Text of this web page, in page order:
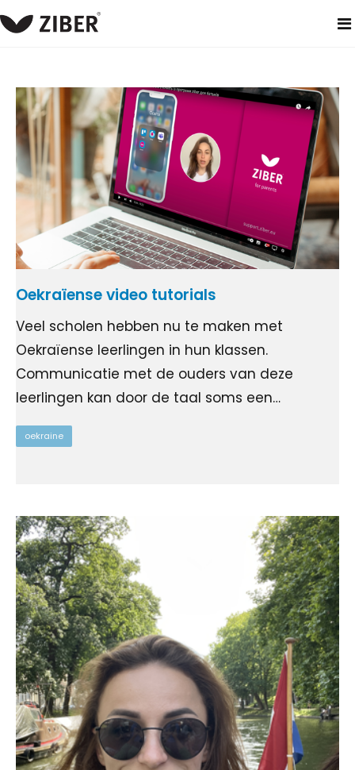
Oekraïense video tutorials
Veel scholen hebben nu te maken met
Oekraïense leerlingen in hun klassen.
Communicatie met de ouders van deze
leerlingen kan door de taal soms een…
oekraine